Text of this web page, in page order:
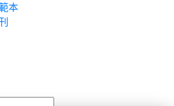
本